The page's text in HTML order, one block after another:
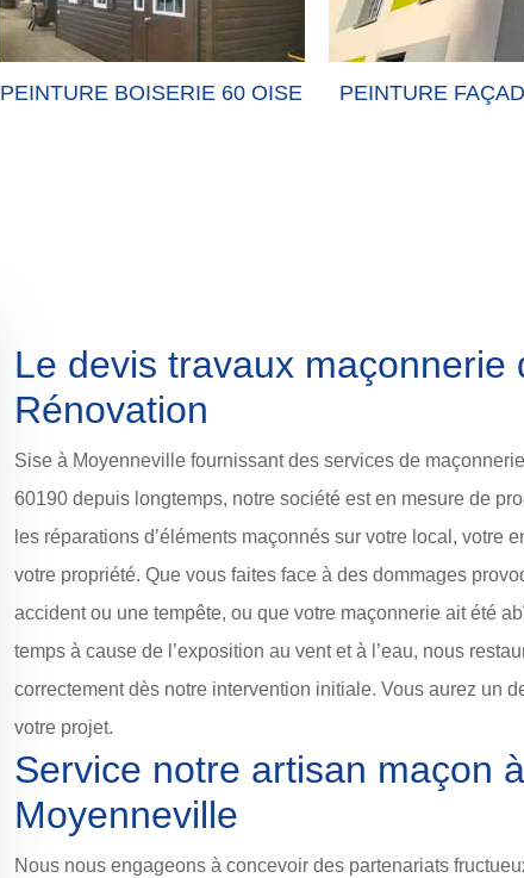
PEINTURE BOISERIE 60 OISE PEINTURE
Le devis travaux maçonnerie
Rénovation
Sise à Moyenneville fournissant des services de
60190 depuis longtemps, notre société est en mesure de
les réparations d’éléments maçonnés sur votre local, votre
votre propriété. Que vous faites face à des dommages
accident ou une tempête, ou que votre maçonnerie ait été
temps à cause de l’exposition au vent et à l’eau, nous
correctement dès notre intervention initiale. Vous aurez un
votre projet.
Service notre artisan maçon à
Moyenneville
Nous nous engageons à concevoir des partenariats